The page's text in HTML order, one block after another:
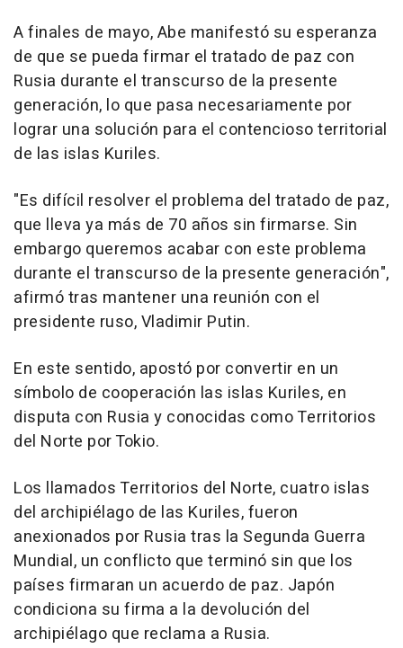
A finales de mayo, Abe manifestó su esperanza
de que se pueda firmar el tratado de paz con
Rusia durante el transcurso de la presente
generación, lo que pasa necesariamente por
lograr una solución para el contencioso territorial
de las islas Kuriles.
"Es difícil resolver el problema del tratado de paz,
que lleva ya más de 70 años sin firmarse. Sin
embargo queremos acabar con este problema
durante el transcurso de la presente generación",
afirmó tras mantener una reunión con el
presidente ruso, Vladimir Putin.
En este sentido, apostó por convertir en un
símbolo de cooperación las islas Kuriles, en
disputa con Rusia y conocidas como Territorios
del Norte por Tokio.
Los llamados Territorios del Norte, cuatro islas
del archipiélago de las Kuriles, fueron
anexionados por Rusia tras la Segunda Guerra
Mundial, un conflicto que terminó sin que los
países firmaran un acuerdo de paz. Japón
condiciona su firma a la devolución del
archipiélago que reclama a Rusia.